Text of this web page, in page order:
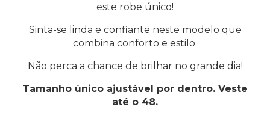
este robe único!
Sinta-se linda e confiante neste modelo que
combina conforto e estilo.
Não perca a chance de brilhar no grande dia!
Tamanho único ajustável por dentro. Veste
até o 48.